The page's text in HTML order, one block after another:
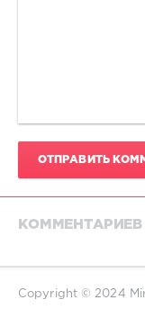
ОТПРАВИТЬ
КОММЕНТАРИЕВ
Copyright © 2024